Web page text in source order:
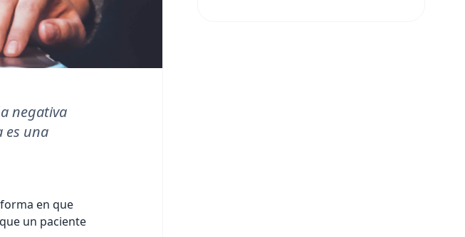
negativa
es una
en que
un paciente